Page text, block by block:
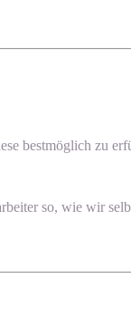
bestmöglich zu
so, wie wir